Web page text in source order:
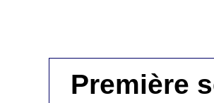
Première